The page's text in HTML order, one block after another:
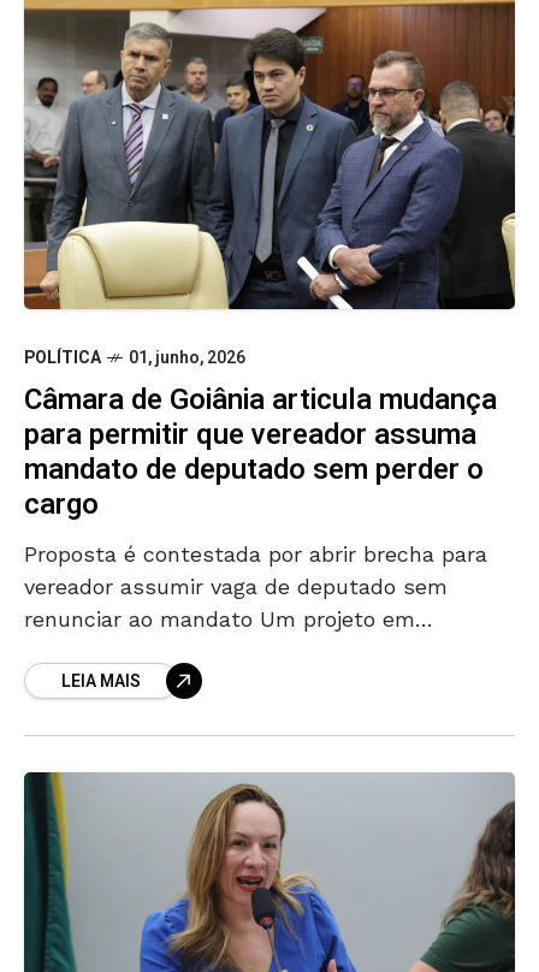
POLÍTICA 01, junho, 2026
Câmara de Goiânia articula mudança
para permitir que vereador assuma
mandato de deputado sem perder o
cargo
Proposta é contestada por abrir brecha para
vereador assumir vaga de deputado sem
renunciar ao mandato Um projeto em
permitir que vereadores assumam mandatos
LEIA MAIS